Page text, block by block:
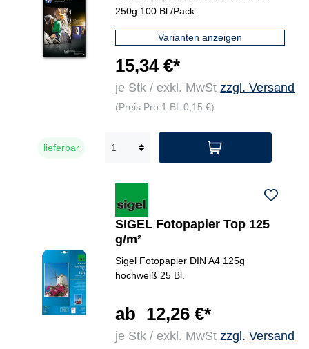
250g 100 Bl./Pack.
Varianten anzeigen
15,34 €*
je Stk / exkl. MwStzzgl. Versand
(Preis Pro 1 BL 0,15 €)
lieferbar
SIGEL Fotopapier Top 125
g/m²
Sigel Fotopapier DIN A4 125g
hochweiß 25 Bl.
ab 12,26 €*
je Stk / exkl. MwStzzgl. Versand